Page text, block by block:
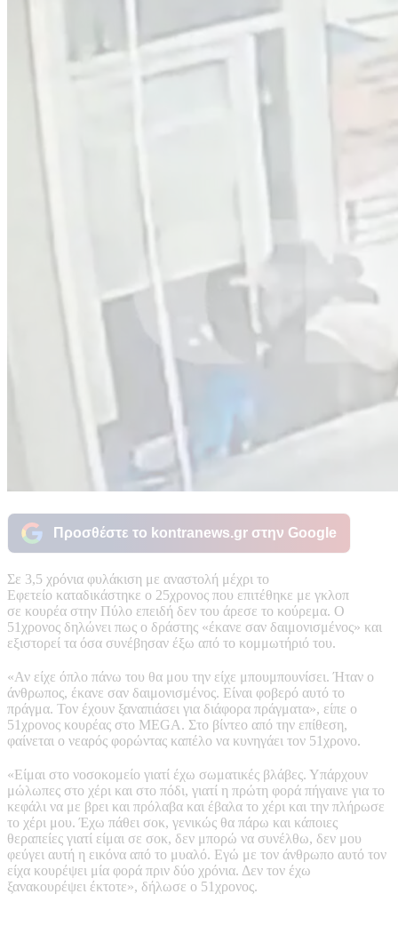
Προσθέστε το kontranews.gr στην Google
Σε 3,5 χρόνια φυλάκιση με αναστολή μέχρι το
Εφετείο καταδικάστηκε ο 25χρονος που επιτέθηκε με γκλοπ
σε κουρέα στην Πύλο επειδή δεν του άρεσε το κούρεμα. Ο
51χρονος δηλώνει πως ο δράστης «έκανε σαν δαιμονισμένος» και
εξιστορεί τα όσα συνέβησαν έξω από το κομμωτήριό του.
«Αν είχε όπλο πάνω του θα μου την είχε μπουμπουνίσει. Ήταν ο
άνθρωπος, έκανε σαν δαιμονισμένος. Είναι φοβερό αυτό το
πράγμα. Τον έχουν ξαναπιάσει για διάφορα πράγματα», είπε ο
51χρονος κουρέας στο MEGA. Στο βίντεο από την επίθεση,
φαίνεται ο νεαρός φορώντας καπέλο να κυνηγάει τον 51χρονο.
«Είμαι στο νοσοκομείο γιατί έχω σωματικές βλάβες. Υπάρχουν
μώλωπες στο χέρι και στο πόδι, γιατί η πρώτη φορά πήγαινε για το
κεφάλι να με βρει και πρόλαβα και έβαλα το χέρι και την πλήρωσε
το χέρι μου. Έχω πάθει σοκ, γενικώς θα πάρω και κάποιες
θεραπείες γιατί είμαι σε σοκ, δεν μπορώ να συνέλθω, δεν μου
φεύγει αυτή η εικόνα από το μυαλό. Εγώ με τον άνθρωπο αυτό τον
είχα κουρέψει μία φορά πριν δύο χρόνια. Δεν τον έχω
ξανακουρέψει έκτοτε», δήλωσε ο 51χρονος.